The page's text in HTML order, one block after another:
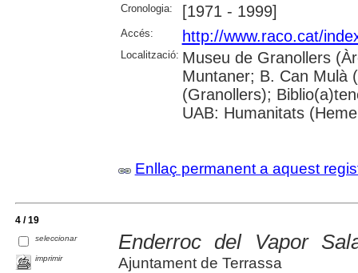
Cronologia: [1971 - 1999]
Accés: http://www.raco.cat/
Localització: Museu de Granollers
Muntaner; B. Can Mulà
(Granollers);
UAB: Humanitats
Enllaç permanent a aquest
4 / 19
seleccionar
imprimir
Enderroc del Vapor
Ajuntament de Terrassa